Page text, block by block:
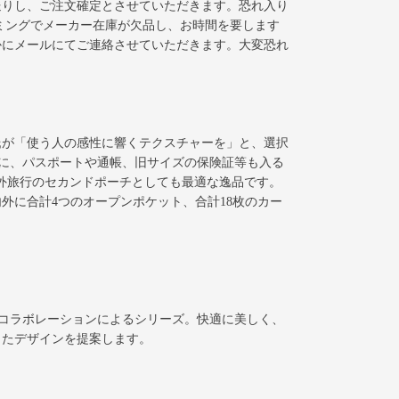
し、ご注文確定とさせていただきます。恐れ入り
グでメーカー在庫が欠品し、お時間を要します
メールにてご連絡させていただきます。大変恐れ
「使う人の感性に響くテクスチャーを」と、選択
、パスポートや通帳、旧サイズの保険証等も入る
行のセカンドポーチとしても最適な逸品です。
に合計4つのオープンポケット、合計18枚のカー
ラボレーションによるシリーズ。快適に美しく、
デザインを提案します。